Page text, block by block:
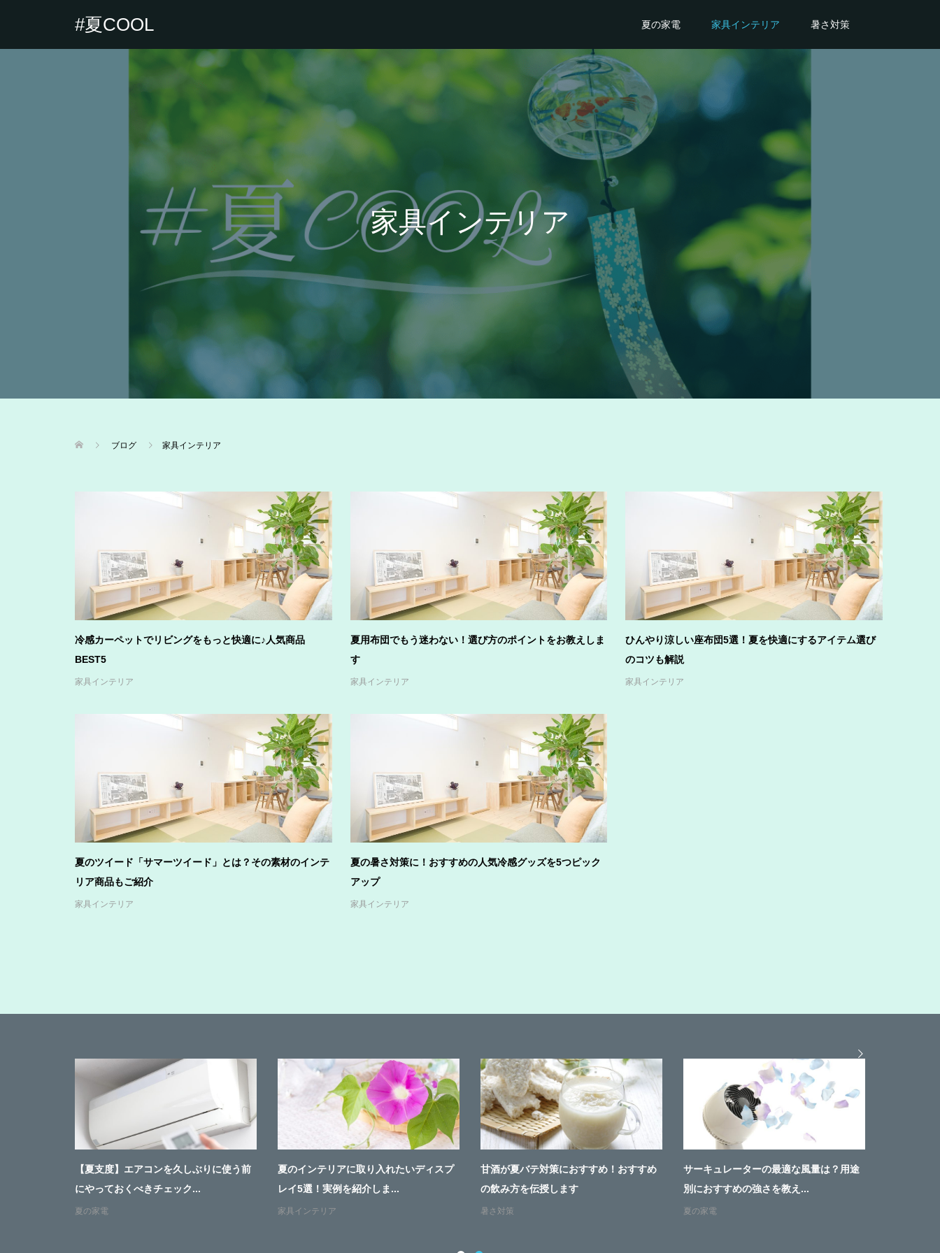
#夏COOL 夏の家電 家具インテリア 暑さ対策
家具インテリア
ブログ 家具インテリア
冷感カーペットでリビングをもっと快適に♪人気商品
BEST5
家具インテリア
夏用布団でもう迷わない！選び方のポイントをお教えしま
す
家具インテリア
ひんやり涼しい座布団5選！夏を快適にするアイテム選び
のコツも解説
家具インテリア
夏のツイード「サマーツイード」とは？その素材のインテ
リア商品もご紹介
家具インテリア
夏の暑さ対策に！おすすめの人気冷感グッズを5つピック
アップ
家具インテリア
【夏支度】エアコンを久しぶりに使う前
にやっておくべきチェック...
夏の家電
夏のインテリアに取り入れたいディスプ
レイ5選！実例を紹介しま...
家具インテリア
甘酒が夏バテ対策におすすめ！おすすめ
の飲み方を伝授します
暑さ対策
サーキュレーターの最適な風量は？用途
別におすすめの強さを教え...
夏の家電